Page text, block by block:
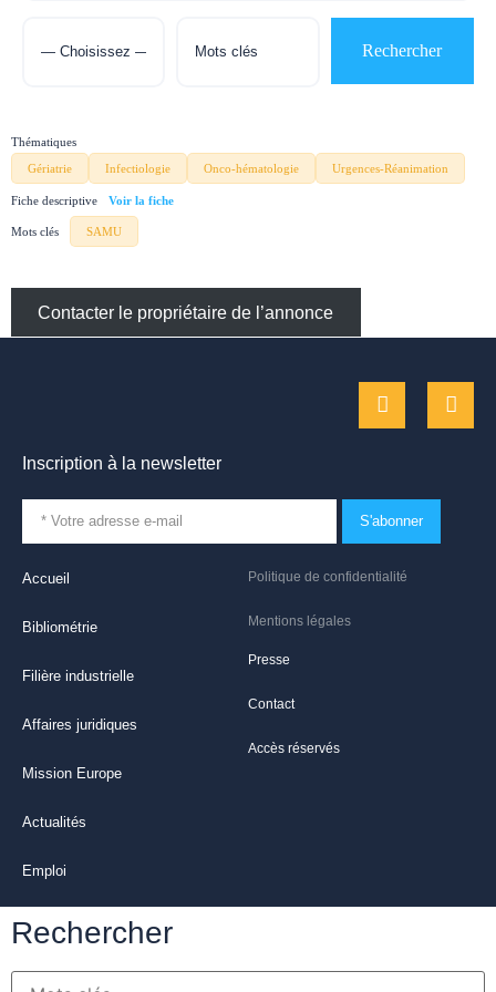
Thématiques
Gériatrie
Infectiologie Onco-hématologie Urgences-Réanimation
Fiche descriptive
Mots clés SAMU
Contacter le propriétaire de l’annonce
Politique de confidentialité
Mentions légales
Presse
Contact
Accès réservés
Accueil
Bibliométrie
Filière industrielle
Affaires juridiques
Mission Europe
Actualités
Emploi
Inscription à la newsletter
S'abonner
Rechercher